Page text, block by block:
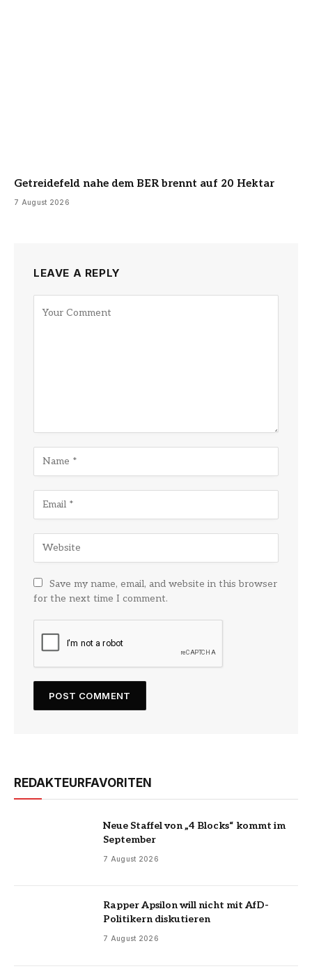
Getreidefeld nahe dem BER brennt auf 20 Hektar
7 August 2026
LEAVE A REPLY
Save my name, email, and website in this browser
for the next time I comment.
REDAKTEURFAVORITEN
Neue Staffel von „4 Blocks“ kommt im
September
7 August 2026
Rapper Apsilon will nicht mit AfD-
Politikern diskutieren
7 August 2026